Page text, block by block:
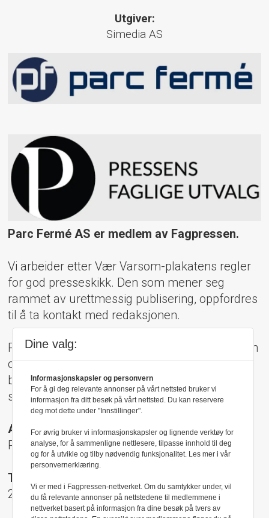
Utgiver:
Simedia AS
Parc Fermé AS er medlem av Fagpressen.
Vi arbeider etter Vær Varsom-plakatens regler
for god presseskikk. Den som mener seg
rammet av urettmessig publisering, oppfordres
til å ta kontakt med redaksjonen.
Pressens Faglige Utvalg (PFU) er et klageorgan
oppnevnt av Norsk Presseforbund som
behandler klager mot mediene i presseetiske
spørsmål.
Adresse:
Rådhusgt 17, 0158 Oslo
Telefon:
22 40 50 40
Dine valg:
Informasjonskapsler og personvern
For å gi deg relevante annonser på vårt nettsted bruker vi
informasjon fra ditt besøk på vårt nettsted. Du kan reservere
deg mot dette under "Innstillinger".
For øvrig bruker vi informasjonskapsler og lignende verktøy for
analyse, for å sammenligne nettlesere, tilpasse innhold til deg
og for å utvikle og tilby nødvendig funksjonalitet. Les mer i vår
personvernerklæring.
Vi er med i Fagpressen-nettverket. Om du samtykker under, vil
du få relevante annonser på nettstedene til medlemmene i
nettverket basert på informasjon fra dine besøk på tvers av